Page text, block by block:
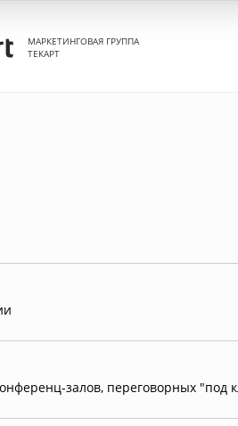
МАРКЕТИНГОВАЯ ГРУППА
ТЕКАРТ
залов, переговорных "под